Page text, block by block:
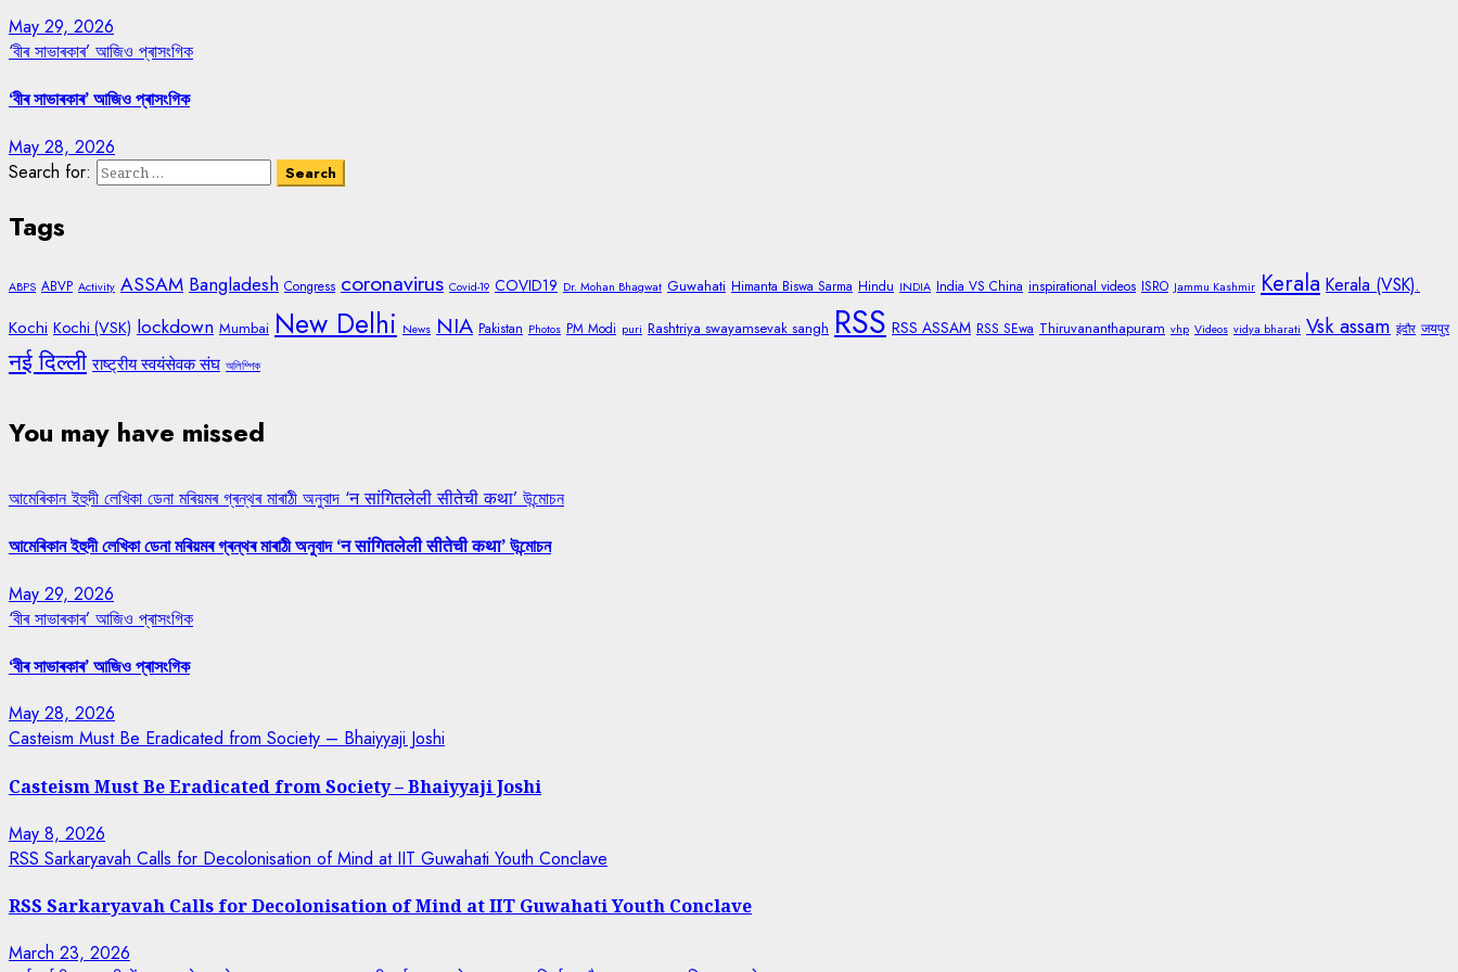
May 29, 2026
‘বীৰ সাভাৰকাৰ’ আজিও প্ৰাসংগিক
‘বীৰ সাভাৰকাৰ’ আজিও প্ৰাসংগিক
May 28, 2026
Search for:
Tags
ABPS ABVP Activity ASSAM Bangladesh Congress coronavirus Covid-19 COVID19 Dr. Mohan Bhagwat Guwahati Himanta Biswa Sarma Hindu INDIA India VS China inspirational videos ISRO Jammu Kashmir Kerala Kerala (VSK).
Kochi Kochi (VSK) lockdown Mumbai New Delhi News NIA Pakistan Photos PM Modi puri Rashtriya swayamsevak sangh RSS RSS ASSAM RSS SEwa Thiruvananthapuram vhp Videos vidya bharati Vsk assam इंदौर जयपुर
नई दिल्ली राष्ट्रीय स्वयंसेवक संघ অলিম্পিক
You may have missed
আমেৰিকান ইহুদী লেখিকা ডেনা মৰিয়মৰ গ্ৰন্থৰ মাৰাঠী অনুবাদ ‘न सांगितलेली सीतेची कथा’ উন্মোচন
আমেৰিকান ইহুদী লেখিকা ডেনা মৰিয়মৰ গ্ৰন্থৰ মাৰাঠী অনুবাদ ‘न सांगितलेली सीतेची कथा’ উন্মোচন
May 29, 2026
‘বীৰ সাভাৰকাৰ’ আজিও প্ৰাসংগিক
‘বীৰ সাভাৰকাৰ’ আজিও প্ৰাসংগিক
May 28, 2026
Casteism Must Be Eradicated from Society – Bhaiyyaji Joshi
Casteism Must Be Eradicated from Society – Bhaiyyaji Joshi
May 8, 2026
RSS Sarkaryavah Calls for Decolonisation of Mind at IIT Guwahati Youth Conclave
RSS Sarkaryavah Calls for Decolonisation of Mind at IIT Guwahati Youth Conclave
March 23, 2026